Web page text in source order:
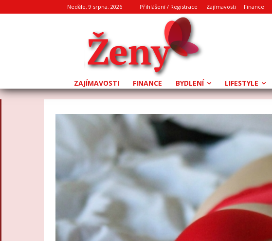
Neděle, 9 srpna, 2026 Přihlášení / Registrace Zajímavosti Finance
ZAJÍMAVOSTI FINANCE BYDLENÍ LIFESTYLE